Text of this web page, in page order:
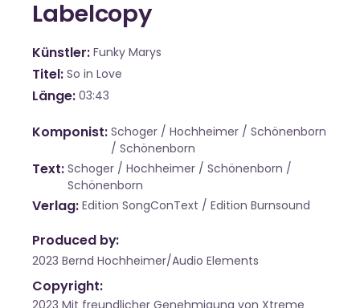
Labelcopy
Künstler Funky Marys
Titel So in Love
Länge 03:43
Komponist Schoger / Hochheimer / Schönenborn
/ Schönenborn
Text Schoger / Hochheimer / Schönenborn /
Schönenborn
Verlag Edition SongConText / Edition Burnsound
Produced by:
2023 Bernd Hochheimer/Audio Elements
Copyright: